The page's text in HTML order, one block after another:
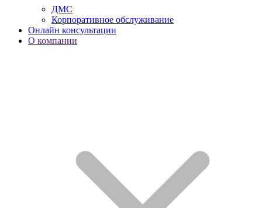
ДМС
Корпоративное обслуживание
Онлайн консультации
О компании